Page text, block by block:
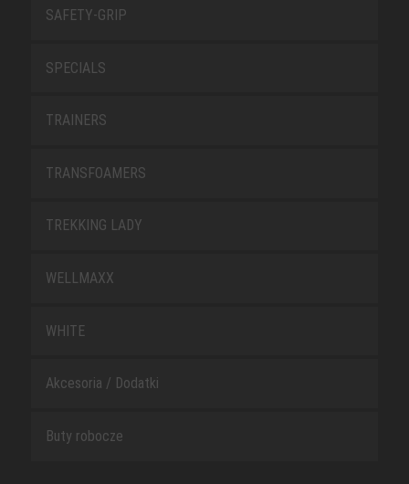
SAFETY-GRIP
SPECIALS
TRAINERS
TRANSFOAMERS
TREKKING LADY
WELLMAXX
WHITE
Akcesoria / Dodatki
Buty robocze